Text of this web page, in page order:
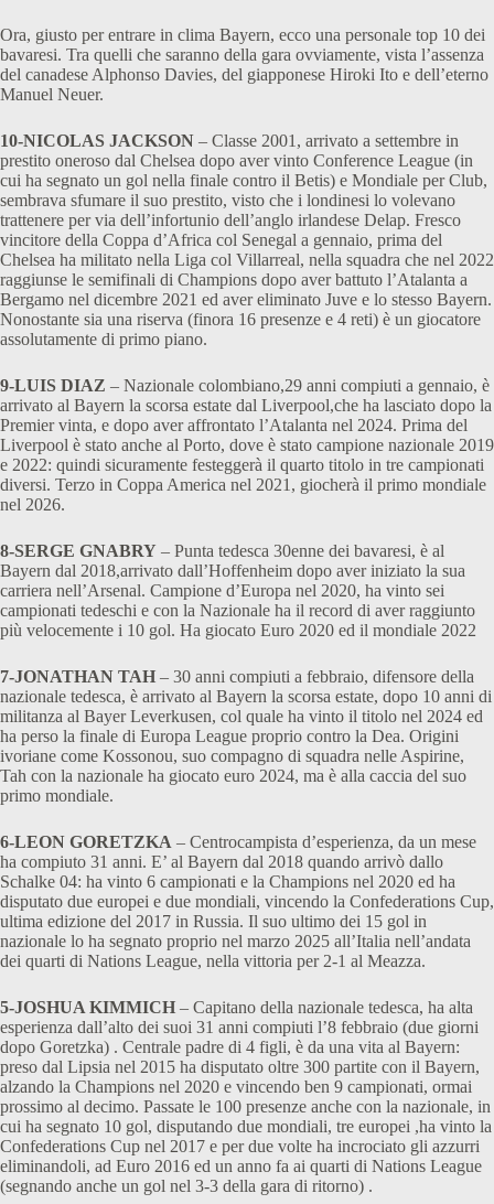
Ora, giusto per entrare in clima Bayern, ecco una personale top 10 dei
bavaresi. Tra quelli che saranno della gara ovviamente, vista l’assenza
del canadese Alphonso Davies, del giapponese Hiroki Ito e dell’eterno
Manuel Neuer.
10-NICOLAS JACKSON – Classe 2001, arrivato a settembre in
prestito oneroso dal Chelsea dopo aver vinto Conference League (in
cui ha segnato un gol nella finale contro il Betis) e Mondiale per Club,
sembrava sfumare il suo prestito, visto che i londinesi lo volevano
trattenere per via dell’infortunio dell’anglo irlandese Delap. Fresco
vincitore della Coppa d’Africa col Senegal a gennaio, prima del
Chelsea ha militato nella Liga col Villarreal, nella squadra che nel 2022
raggiunse le semifinali di Champions dopo aver battuto l’Atalanta a
Bergamo nel dicembre 2021 ed aver eliminato Juve e lo stesso Bayern.
Nonostante sia una riserva (finora 16 presenze e 4 reti) è un giocatore
assolutamente di primo piano.
9-LUIS DIAZ – Nazionale colombiano,29 anni compiuti a gennaio, è
arrivato al Bayern la scorsa estate dal Liverpool,che ha lasciato dopo la
Premier vinta, e dopo aver affrontato l’Atalanta nel 2024. Prima del
Liverpool è stato anche al Porto, dove è stato campione nazionale 2019
e 2022: quindi sicuramente festeggerà il quarto titolo in tre campionati
diversi. Terzo in Coppa America nel 2021, giocherà il primo mondiale
nel 2026.
8-SERGE GNABRY – Punta tedesca 30enne dei bavaresi, è al
Bayern dal 2018,arrivato dall’Hoffenheim dopo aver iniziato la sua
carriera nell’Arsenal. Campione d’Europa nel 2020, ha vinto sei
campionati tedeschi e con la Nazionale ha il record di aver raggiunto
più velocemente i 10 gol. Ha giocato Euro 2020 ed il mondiale 2022
7-JONATHAN TAH – 30 anni compiuti a febbraio, difensore della
nazionale tedesca, è arrivato al Bayern la scorsa estate, dopo 10 anni di
militanza al Bayer Leverkusen, col quale ha vinto il titolo nel 2024 ed
ha perso la finale di Europa League proprio contro la Dea. Origini
ivoriane come Kossonou, suo compagno di squadra nelle Aspirine,
Tah con la nazionale ha giocato euro 2024, ma è alla caccia del suo
primo mondiale.
6-LEON GORETZKA – Centrocampista d’esperienza, da un mese
ha compiuto 31 anni. E’ al Bayern dal 2018 quando arrivò dallo
Schalke 04: ha vinto 6 campionati e la Champions nel 2020 ed ha
disputato due europei e due mondiali, vincendo la Confederations Cup,
ultima edizione del 2017 in Russia. Il suo ultimo dei 15 gol in
nazionale lo ha segnato proprio nel marzo 2025 all’Italia nell’andata
dei quarti di Nations League, nella vittoria per 2-1 al Meazza.
5-JOSHUA KIMMICH – Capitano della nazionale tedesca, ha alta
esperienza dall’alto dei suoi 31 anni compiuti l’8 febbraio (due giorni
dopo Goretzka) . Centrale padre di 4 figli, è da una vita al Bayern:
preso dal Lipsia nel 2015 ha disputato oltre 300 partite con il Bayern,
alzando la Champions nel 2020 e vincendo ben 9 campionati, ormai
prossimo al decimo. Passate le 100 presenze anche con la nazionale, in
cui ha segnato 10 gol, disputando due mondiali, tre europei ,ha vinto la
Confederations Cup nel 2017 e per due volte ha incrociato gli azzurri
eliminandoli, ad Euro 2016 ed un anno fa ai quarti di Nations League
(segnando anche un gol nel 3-3 della gara di ritorno) .